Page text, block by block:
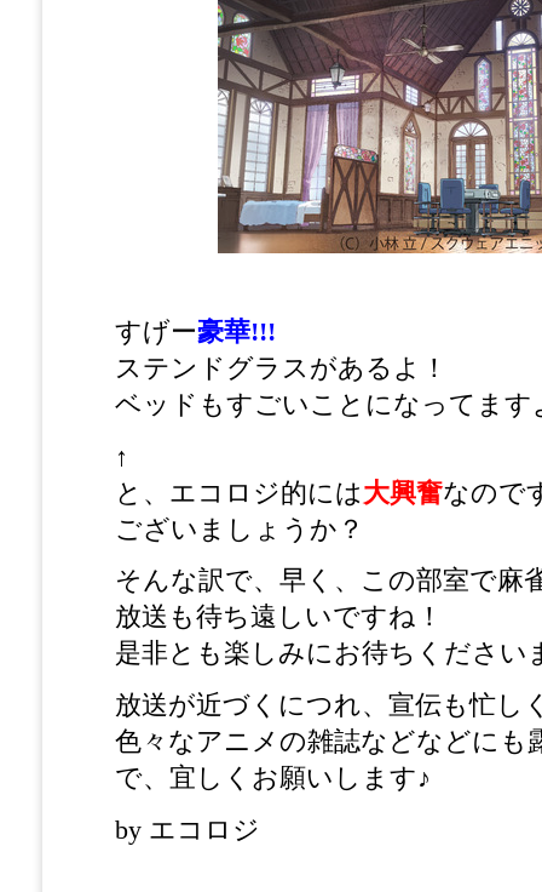
すげー豪華!!!
ステンドグラスがあるよ！
ベッドもすごいことになってます
↑
と、エコロジ的には大興奮なので
ございましょうか？
そんな訳で、早く、この部室で麻
放送も待ち遠しいですね！
是非とも楽しみにお待ちください
放送が近づくにつれ、宣伝も忙し
色々なアニメの雑誌などなどにも
で、宜しくお願いします♪
by エコロジ